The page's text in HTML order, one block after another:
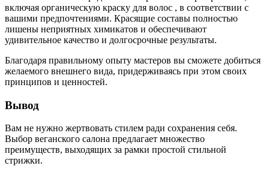
включая органическую краску для волос , в соответствии с
вашими предпочтениями. Красящие составы полностью
лишены неприятных химикатов и обеспечивают
удивительное качество и долгосрочные результаты.
Благодаря правильному опыту мастеров вы сможете добиться
желаемого внешнего вида, придерживаясь при этом своих
принципов и ценностей.
Вывод
Вам не нужно жертвовать стилем ради сохранения себя.
Выбор веганского салона предлагает множество
преимуществ, выходящих за рамки простой стильной
стрижки.